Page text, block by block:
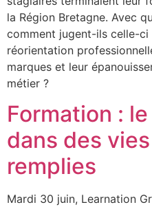
la Région Bretagne. Avec
comment jugent-ils celle-
réorientation
marques et leur
métier ?
Formation :
dans des
remplies
Mardi 30 juin, Learnation